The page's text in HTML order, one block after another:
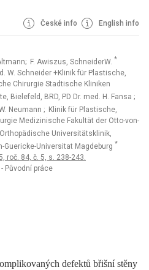
České info English info
F. Awiszus, SchneiderW. *
W. Schneider +Klinik für Plastische,
Chirurgie Stadtische Kliniken
Bielefeld, BRD, PD Dr. med. H. Fansa ;
Neumann ; Klinik für Plastische,
Medizinische Fakultät der Otto-von-
Universitätsklinik,
Guericke-Universitat Magdeburg *
roč. 84, č. 5, s. 238-243.
Původní práce
defektů břišní stěny